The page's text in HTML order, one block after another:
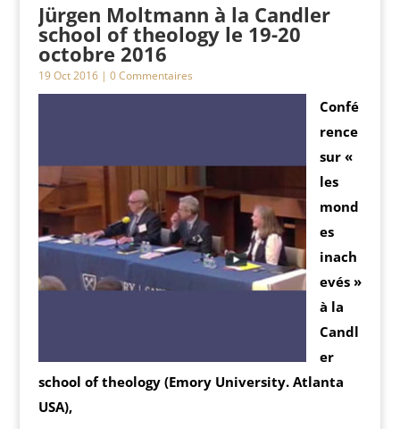
Jürgen Moltmann à la Candler
school of theology le 19-20
octobre 2016
19 Oct 2016| 0 Commentaires
Confé
rence
sur «
les
mond
es
inach
evés »
à la
Candl
er
school of theology (Emory University. Atlanta
USA),